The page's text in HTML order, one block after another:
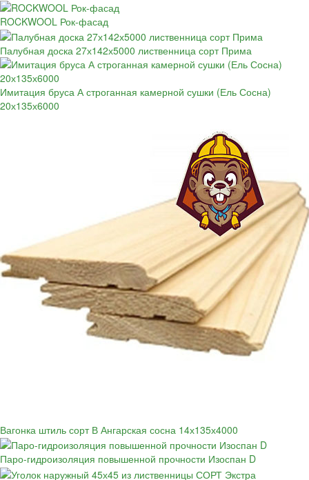
ROCKWOOL Рок-фасад
Палубная доска 27х142х5000 лиственница сорт Прима
Имитация бруса А строганная камерной сушки (Ель Сосна)
20х135х6000
Вагонка штиль сорт В Ангарская сосна 14х135х4000
Паро-гидроизоляция повышенной прочности Изоспан D